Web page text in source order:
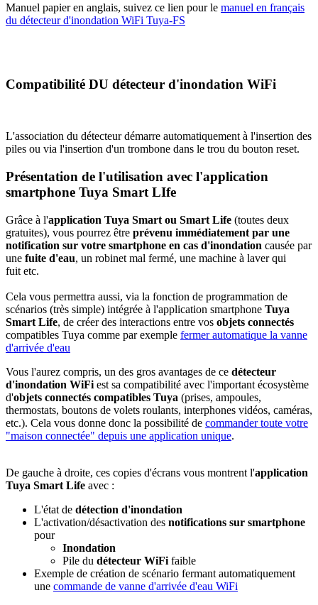
Manuel papier en anglais, suivez ce lien pour le manuel en français
du détecteur d'inondation WiFi Tuya-FS
Compatibilité DU détecteur d'inondation WiFi
L'association du détecteur démarre automatiquement à l'insertion des
piles ou via l'insertion d'un trombone dans le trou du bouton reset.
Présentation de l'utilisation avec l'application
smartphone Tuya Smart LIfe
Grâce à l'application Tuya Smart ou Smart Life (toutes deux
gratuites), vous pourrez être prévenu immédiatement par une
notification sur votre smartphone en cas d'inondation causée par
une fuite d'eau, un robinet mal fermé, une machine à laver qui
fuit etc.
Cela vous permettra aussi, via la fonction de programmation de
scénarios (très simple) intégrée à l'application smartphone Tuya
Smart Life, de créer des interactions entre vos objets connectés
compatibles Tuya comme par exemple fermer automatique la vanne
d'arrivée d'eau
Vous l'aurez compris, un des gros avantages de ce détecteur
d'inondation WiFi est sa compatibilité avec l'important écosystème
d'objets connectés compatibles Tuya (prises, ampoules,
thermostats, boutons de volets roulants, interphones vidéos, caméras,
etc.). Cela vous donne donc la possibilité de commander toute votre
"maison connectée" depuis une application unique.
De gauche à droite, ces copies d'écrans vous montrent l'application
Tuya Smart Life avec :
L'état de détection d'inondation
L'activation/désactivation des notifications sur smartphone
pour
Inondation
Pile du détecteur WiFi faible
Exemple de création de scénario fermant automatiquement
une commande de vanne d'arrivée d'eau WiFi